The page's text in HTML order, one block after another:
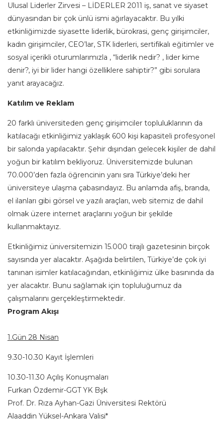
Ulusal Liderler Zirvesi – LİDERLER 2011 iş, sanat ve siyaset
dünyasından bir çok ünlü ismi ağırlayacaktır. Bu yılki
etkinliğimizde siyasette liderlik, bürokrasi, genç girişimciler,
kadın girişimciler, CEO’lar, STK liderleri, sertifikalı eğitimler ve
sosyal içerikli oturumlarımızla , “liderlik nedir? , lider kime
denir?, iyi bir lider hangi özelliklere sahiptir?” gibi sorulara
yanıt arayacağız.
Katılım ve Reklam
20 farklı üniversiteden genç girişimciler topluluklarının da
katılacağı etkinliğimiz yaklaşık 600 kişi kapasiteli profesyonel
bir salonda yapılacaktır. Şehir dışından gelecek kişiler de dahil
yoğun bir katılım bekliyoruz. Üniversitemizde bulunan
70.000’den fazla öğrencinin yanı sıra Türkiye’deki her
üniversiteye ulaşma çabasındayız. Bu anlamda afiş, branda,
el ilanları gibi görsel ve yazılı araçları, web sitemiz de dahil
olmak üzere internet araçlarını yoğun bir şekilde
kullanmaktayız.
Etkinliğimiz üniversitemizin 15.000 tirajlı gazetesinin birçok
sayısında yer alacaktır. Aşağıda belirtilen, Türkiye’de çok iyi
tanınan isimler katılacağından, etkinliğimiz ülke basınında da
yer alacaktır. Bunu sağlamak için topluluğumuz da
çalışmalarını gerçekleştirmektedir.
Program Akışı
1.Gün 28 Nisan
9.30-10.30 Kayıt İşlemleri
10.30-11.30 Açılış Konuşmaları
Furkan Özdemir-GGT YK Bşk
Prof. Dr. Rıza Ayhan-Gazi Üniversitesi Rektörü
Alaaddin Yüksel-Ankara Valisi*